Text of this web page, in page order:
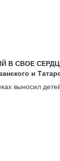
В СВОЕ
и
выносил